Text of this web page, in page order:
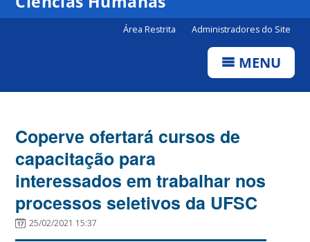
Área Restrita Administradores do Site
MENU
Coperve ofertará cursos de
capacitação para
interessados em trabalhar nos
processos seletivos da UFSC
25/02/2021 15:37